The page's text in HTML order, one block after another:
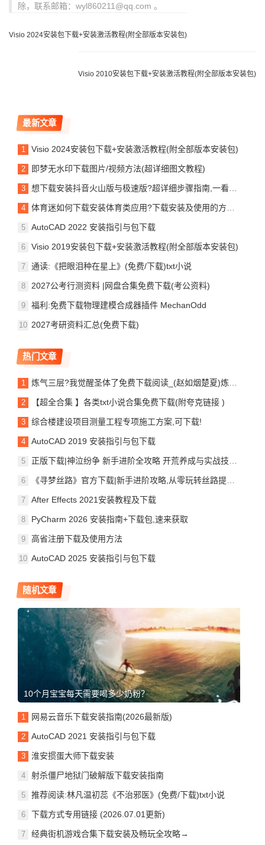
除，联系邮箱：wyl860211@qq.com 。
Visio 2024安装包下载+安装激活教程(附全部版本安装包)
Visio 2010安装包下载+安装激活教程(附全部版本安装包)
最新文章
Visio 2024安装包下载+安装激活教程(附全部版本安装包)
即梦无水印下载图片/视频方法(超详细图文教程)
想下载安装抖音火山版与极速版?超详细步骤指南,一看就会轻松搞定!
体育迷如何下载安装体育类应用?下载安装及使用的方法和步骤!
AutoCAD 2022 安装指引与包下载
Visio 2019安装包下载+安装激活教程(附全部版本安装包)
通读:《把眼泪种在星上》(免费/下载)txt小说
2027公考行测资料 |网盘合集免费下载(考公资料)
福利:免费下载物理建模合成器插件 MechanOdd
2027考研资料汇总(免费下载)
热门文章
炼气三层?我觉醒圣体了免费下载阅读_(赵如烟楚夏)炼气三层我觉醒圣体了:炼气三层?我觉醒圣体了最新章节列表_笔趣阁(赵如烟楚夏)
【超全合集 】各类txt小说合集免费下载(附夸克链接 )
综合楼建设项目测量工程专项施工方案,可下载!
AutoCAD 2019 安装指引与包下载
正版下载|神泣纷争 新手进阶全攻略 开荒养成与实战技巧详解
《寻梦丝路》官方下载|新手进阶攻略,从零玩转丝路提升战力
After Effects 2021安装教程及下载
PyCharm 2026 安装指南+下载包,速来获取
高省注册下载及使用方法
AutoCAD 2025 安装指引与包下载
随机文章
10个月宝宝每天需要喝多少奶粉？
网易云音乐下载安装指南(2026最新版)
AutoCAD 2021 安装指引与包下载
淮安掼蛋大师下载安装
射杀僵尸地狱门破解版下载安装指南
推荐阅读:林凡温初蕊《不治邪医》(免费/下载)txt小说
下载方式专用链接 (2026.07.01更新)
经典街机游戏合集下载安装及畅玩全攻略→